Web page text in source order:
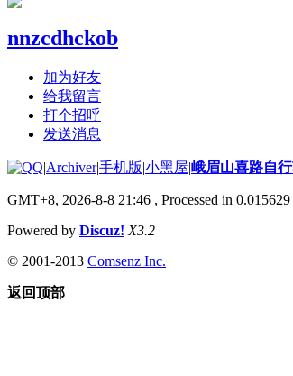
nnzcdhckob
加为好友
给我留言
打个招呼
发送消息
|Archiver|手机版|小黑屋|峨眉山喜路自
GMT+8, 2026-8-8 21:46 , Processed in
Powered by Discuz! X3.2
© 2001-2013 Comsenz Inc.
返回顶部